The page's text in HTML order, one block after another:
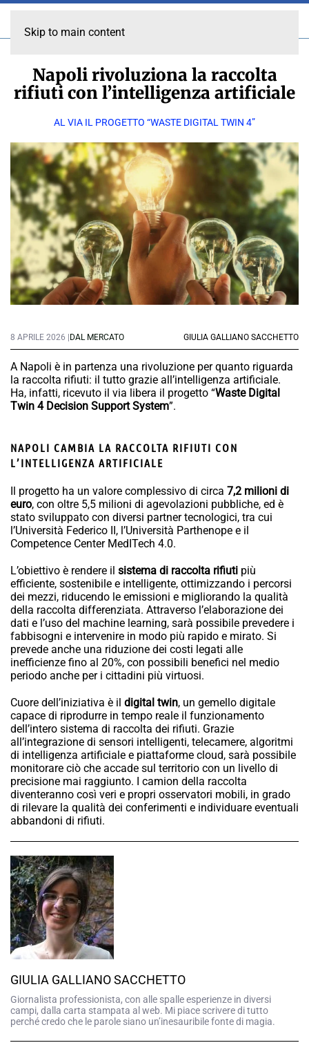
Skip to main content
Napoli rivoluziona la raccolta
rifiuti con l’intelligenza artificiale
AL VIA IL PROGETTO “WASTE DIGITAL TWIN 4”
8 APRILE 2026 | DAL MERCATO GIULIA GALLIANO SACCHETTO
A Napoli è in partenza una rivoluzione per quanto riguarda
la raccolta rifiuti: il tutto grazie all’intelligenza artificiale.
Ha, infatti, ricevuto il via libera il progetto “Waste Digital
Twin 4 Decision Support System”.
NAPOLI CAMBIA LA RACCOLTA RIFIUTI CON
L’INTELLIGENZA ARTIFICIALE
Il progetto ha un valore complessivo di circa 7,2 milioni di
euro, con oltre 5,5 milioni di agevolazioni pubbliche, ed è
stato sviluppato con diversi partner tecnologici, tra cui
l’Università Federico II, l’Università Parthenope e il
Competence Center MedITech 4.0.
L’obiettivo è rendere il sistema di raccolta rifiuti più
efficiente, sostenibile e intelligente, ottimizzando i percorsi
dei mezzi, riducendo le emissioni e migliorando la qualità
della raccolta differenziata. Attraverso l’elaborazione dei
dati e l’uso del machine learning, sarà possibile prevedere i
fabbisogni e intervenire in modo più rapido e mirato. Si
prevede anche una riduzione dei costi legati alle
inefficienze fino al 20%, con possibili benefici nel medio
periodo anche per i cittadini più virtuosi.
Cuore dell’iniziativa è il digital twin, un gemello digitale
capace di riprodurre in tempo reale il funzionamento
dell’intero sistema di raccolta dei rifiuti. Grazie
all’integrazione di sensori intelligenti, telecamere, algoritmi
di intelligenza artificiale e piattaforme cloud, sarà possibile
monitorare ciò che accade sul territorio con un livello di
precisione mai raggiunto. I camion della raccolta
diventeranno così veri e propri osservatori mobili, in grado
di rilevare la qualità dei conferimenti e individuare eventuali
abbandoni di rifiuti.
GIULIA GALLIANO SACCHETTO
Giornalista professionista, con alle spalle esperienze in diversi
campi, dalla carta stampata al web. Mi piace scrivere di tutto
perché credo che le parole siano un’inesauribile fonte di magia.